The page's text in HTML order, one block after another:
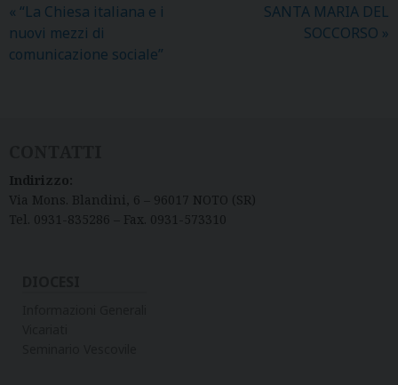
« “La Chiesa italiana e i
nuovi mezzi di
comunicazione sociale”
SANTA MARIA DEL
SOCCORSO »
Indirizzo:
Via Mons. Blandini, 6 – 96017 NOTO (SR)
Tel. 0931-835286 – Fax. 0931-573310